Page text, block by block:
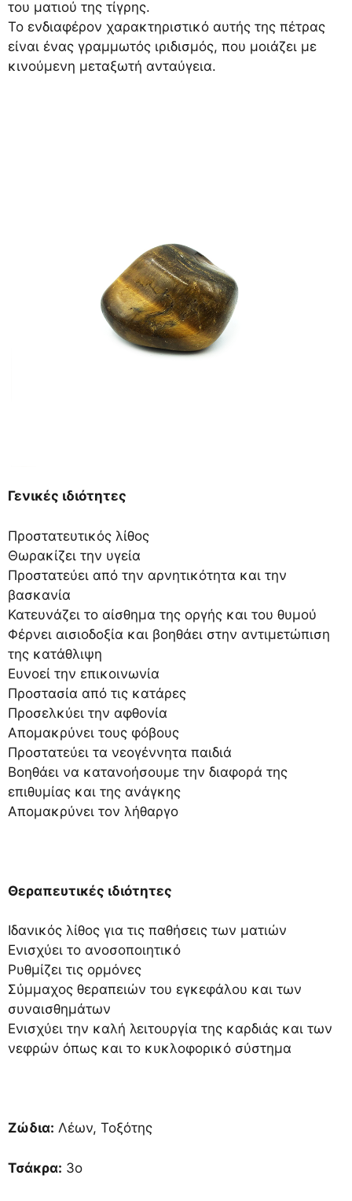
του ματιού της τίγρης.
Το ενδιαφέρον χαρακτηριστικό αυτής της πέτρας
είναι ένας γραμμωτός ιριδισμός, που μοιάζει με
κινούμενη μεταξωτή ανταύγεια.
Γενικές ιδιότητες
Προστατευτικός λίθος
Θωρακίζει την υγεία
Προστατεύει από την αρνητικότητα και την
βασκανία
Κατευνάζει το αίσθημα της οργής και του θυμού
Φέρνει αισιοδοξία και βοηθάει στην αντιμετώπιση
της κατάθλιψη
Ευνοεί την επικοινωνία
Προστασία από τις κατάρες
Προσελκύει την αφθονία
Απομακρύνει τους φόβους
Προστατεύει τα νεογέννητα παιδιά
Βοηθάει να κατανοήσουμε την διαφορά της
επιθυμίας και της ανάγκης
Απομακρύνει τον λήθαργο
Θεραπευτικές ιδιότητες
Ιδανικός λίθος για τις παθήσεις των ματιών
Ενισχύει το ανοσοποιητικό
Ρυθμίζει τις ορμόνες
Σύμμαχος θεραπειών του εγκεφάλου και των
συναισθημάτων
Ενισχύει την καλή λειτουργία της καρδιάς και των
νεφρών όπως και το κυκλοφορικό σύστημα
Ζώδια: Λέων, Τοξότης
Τσάκρα: 3ο